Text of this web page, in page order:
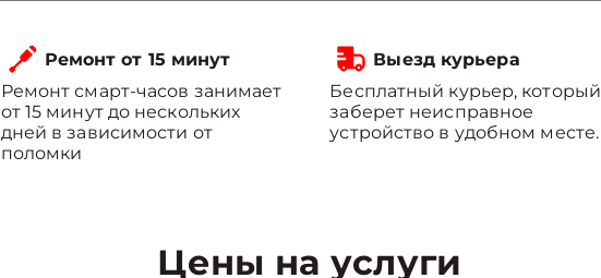
Ремонт от 15 минут
Ремонт смарт-часов занимает
от 15 минут до нескольких
дней в зависимости от
поломки
Выезд курьера
Бесплатный курьер, который
заберет неисправное
устройство в удобном месте.
Цены на услуги